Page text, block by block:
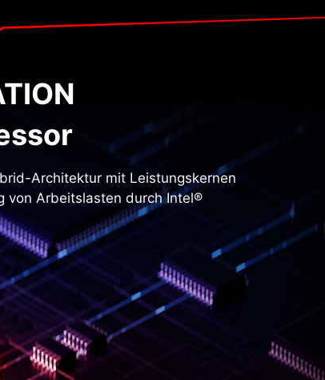
Architektur mit Leistungskernen
von Arbeitslasten durch Intel®